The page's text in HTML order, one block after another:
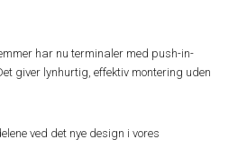
har nu terminaler med push-in-
giver lynhurtig, effektiv montering uden
ved det nye design i vores